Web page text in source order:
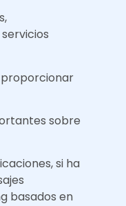
proporcionar
sobre
si ha
basados en